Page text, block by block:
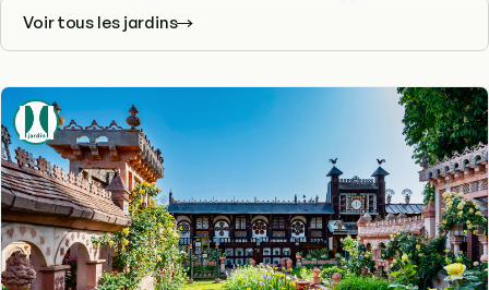
Voir tous les jardins